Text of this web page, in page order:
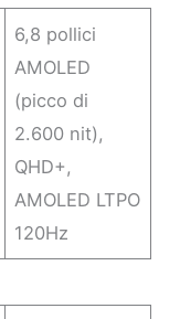
6,8 pollici
AMOLED
(picco di
2.600 nit),
QHD+,
AMOLED LTPO
120Hz